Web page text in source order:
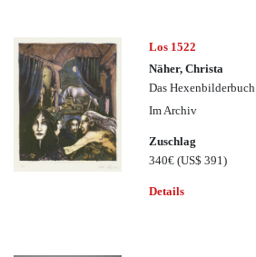
Los 1522
Näher, Christa
Das Hexenbilderbuch
Im Archiv
Zuschlag
340€(US$ 391)
Details